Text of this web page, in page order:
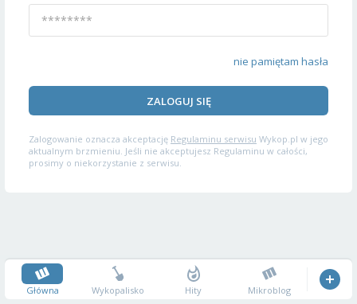
nie pamiętam hasła
ZALOGUJ SIĘ
Zalogowanie oznacza akceptację Regulaminu serwisu Wykop.pl w jego
aktualnym brzmieniu. Jeśli nie akceptujesz Regulaminu w całości,
prosimy o niekorzystanie z serwisu.
Główna Wykopalisko Hity Mikroblog